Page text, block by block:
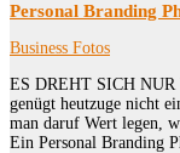
Personal Branding
Business Fotos
ES DREHT SICH NUR
genügt heutzuge nicht
man daruf Wert legen,
Ein Personal Branding